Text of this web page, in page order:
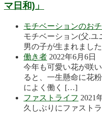
マ日和)」
モチベーションのお
モチベーション(父.ユ
男の子が生まれました
働き者 2022年6月6日
今年も可愛い花が咲
ると、一生懸命に花
によく働く […]
ファストライフ 2021
久しぶりにファスト